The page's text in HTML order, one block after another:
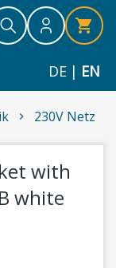
Search
Search
Search
DE | EN
230V Netz
protection, 2
with
white